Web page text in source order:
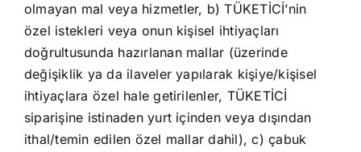
olmayan mal veya hizmetler, b) TÜKETİCİ’nin
özel istekleri veya onun kişisel ihtiyaçları
doğrultusunda hazırlanan mallar (üzerinde
değişiklik ya da ilaveler yapılarak kişiye/kişisel
ihtiyaçlara özel hale getirilenler, TÜKETİCİ
siparişine istinaden yurt içinden veya dışından
ithal/temin edilen özel mallar dahil), c) çabuk